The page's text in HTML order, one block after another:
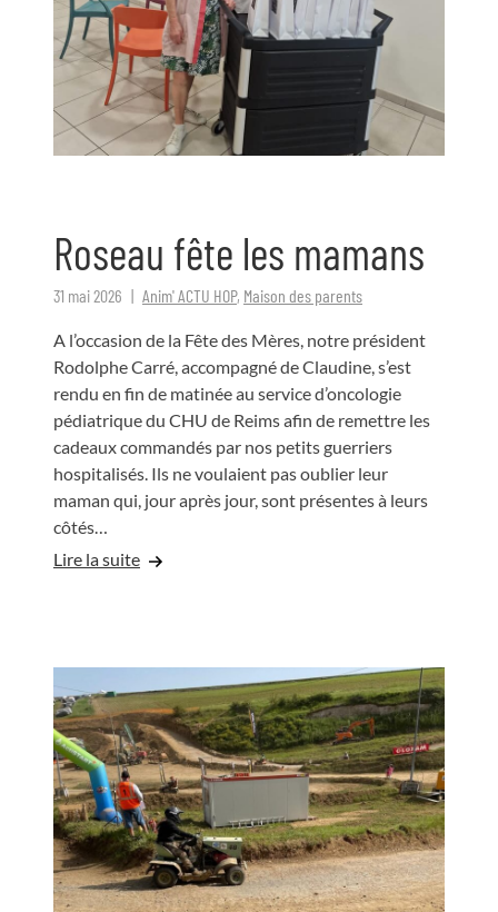
Roseau fête les mamans
31 mai 2026 Anim' ACTU HOP, Maison des parents
A l’occasion de la Fête des Mères, notre président
Rodolphe Carré, accompagné de Claudine, s’est
rendu en fin de matinée au service d’oncologie
pédiatrique du CHU de Reims afin de remettre les
cadeaux commandés par nos petits guerriers
hospitalisés. Ils ne voulaient pas oublier leur
maman qui, jour après jour, sont présentes à leurs
côtés…
Lire la suite